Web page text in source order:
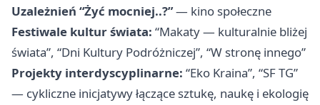
Uzależnień “Żyć mocniej..?”— kino społeczne
Festiwale kultur świata: “Makaty — kulturalnie bliżej
świata”, “Dni Kultury Podróżniczej”, “W stronę innego”
Projekty interdyscyplinarne: “Eko Kraina”, “SF TG”
— cykliczne inicjatywy łączące sztukę, naukę i ekologię